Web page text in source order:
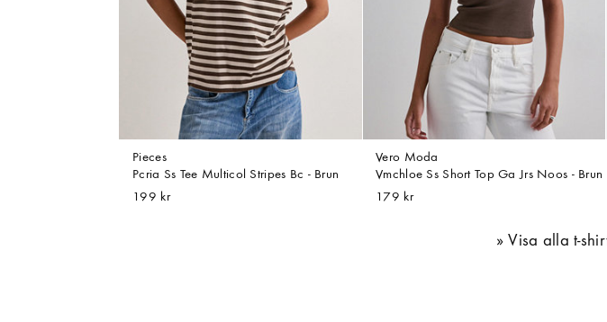
Pieces
Pcria Ss Tee Multicol Stripes Bc - Brun
199 kr
Vero Moda
Vmchloe Ss Short Top Ga Jrs Noos - Brun
179 kr
Visa alla t-